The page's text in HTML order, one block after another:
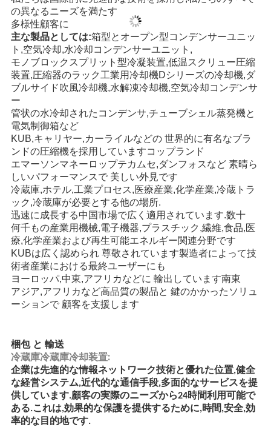
バ
シ
ー
ポ
リ
シ
ー
の異なるニーズを満たす
多様性顧客に
主な製品としては:箱型とオープン型コンデンサーユニッ
ト,空気冷却,水冷却コンデンサーユニット,
モノブロック スプリット型冷凝装置,低温スクリュー圧縮
装置,圧縮器のラック工業用冷却機Dシリーズの冷却機,ダ
ブルサイド吹風冷却機,水解凍冷却機,空気冷却コンデンサ
ー
管状の水冷却されたコンデンサ,チューブシェル蒸発機と
電気制御箱など
KUB,キャリヤー,カーライルなどの 世界的に有名なブラ
ンドの圧縮機を採用していますコップランド
エマーソンマネーロップテカムセ,ダンフォスなど 素晴ら
しいパフォーマンスで 美しい外見です
冷蔵庫,ホテル,工業プロセス,医療産業,化学産業,冷蔵トラ
ック,冷蔵庫が必要とする他の場所.
迅速に成長する中国市場で広く適用されています.数十
何千もの産業用機械,電子機器,プラスチック,繊維,食品,医
療,化学産業および再生可能エネルギー関連分野です
KUBは広く認められ 尊敬されています製造者によって技
術者産業における最終ユーザーにも
ヨーロッパ,中東,アフリカなどに 輸出しています南東
アジア,アフリカなど高品質の製品と 鍵のかかったソリュ
ーションで 顧客を支援します
梱包 と 輸送
冷蔵庫冷蔵庫冷却装置:
企業は先進的な情報ネットワーク技術と優れた位置,健全
な経営システム,近代的な通信手段,多面的なサービスを提
供しています.顧客の実際のニーズから24時間利用可能で
ある.これは,効果的な保護を提供するために,時間,安全,効
率的な目的地です.